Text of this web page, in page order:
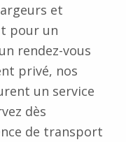
et
pour un
rendez-vous
privé, nos
un service
dès
de transport